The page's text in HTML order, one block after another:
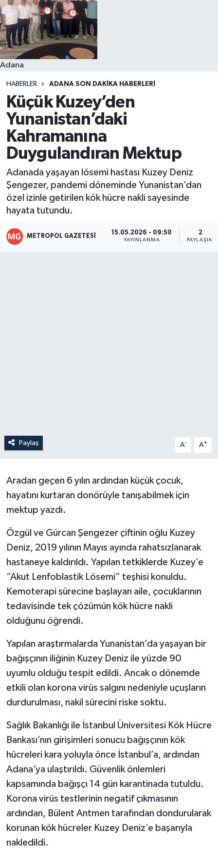
Adana
HABERLER ADANA SON DAKIKA HABERLERI
Küçük Kuzey’den
Yunanistan’daki
Kahramanına
Duygulandıran Mektup
Adanada yaşayan lösemi hastası Kuzey Deniz
Şengezer, pandemi döneminde Yunanistan’dan
özel izinle getirilen kök hücre nakli sayesinde
hayata tutundu.
METROPOL GAZETESI 15.05.2026 - 09:50
YAYINLANMA
2
PAYLAŞIM
Paylaş A- A+
Aradan geçen 6 yılın ardından küçük çocuk,
hayatını kurtaran donörüyle tanışabilmek için
mektup yazdı.
Özgül ve Gürcan Şengezer çiftinin oğlu Kuzey
Deniz, 2019 yılının Mayıs ayında rahatsızlanarak
hastaneye kaldırıldı. Yapılan tetkiklerde Kuzey’e
“Akut Lenfoblastik Lösemi” teşhisi konuldu.
Kemoterapi sürecine başlayan aile, çocuklarının
tedavisinde tek çözümün kök hücre nakli
olduğunu öğrendi.
Yapılan araştırmalarda Yunanistan’da yaşayan bir
bağışçının iliğinin Kuzey Deniz ile yüzde 90
uyumlu olduğu tespit edildi. Ancak o dönemde
etkili olan korona virüs salgını nedeniyle uçuşların
durdurulması, nakil sürecini riske soktu.
Sağlık Bakanlığı ile İstanbul Üniversitesi Kök Hücre
Bankası’nın girişimleri sonucu bağışçının kök
hücreleri kara yoluyla önce İstanbul’a, ardından
Adana’ya ulaştırıldı. Güvenlik önlemleri
kapsamında bağışçı 14 gün karantinada tutuldu.
Korona virüs testlerinin negatif çıkmasının
ardından, Bülent Antmen tarafından dondurularak
korunan kök hücreler Kuzey Deniz’e başarıyla
nakledildi.
Resmi İlanlar